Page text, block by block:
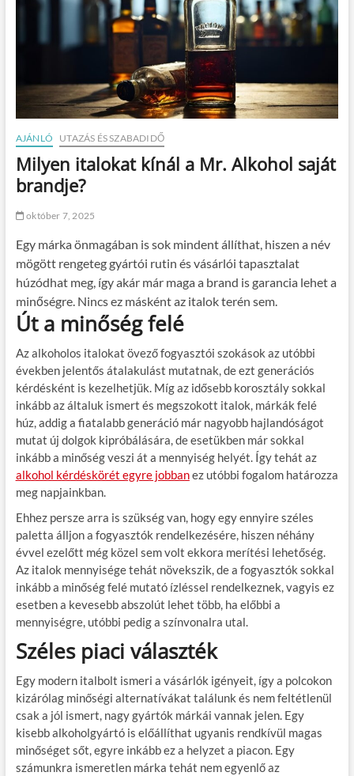
AJÁNLÓ UTAZÁS ÉS SZABADIDŐ
Milyen italokat kínál a Mr. Alkohol saját
brandje?
október 7, 2025
Egy márka önmagában is sok mindent állíthat, hiszen a név
mögött rengeteg gyártói rutin és vásárlói tapasztalat
húzódhat meg, így akár már maga a brand is garancia lehet a
minőségre. Nincs ez másként az italok terén sem.
Út a minőség felé
Az alkoholos italokat övező fogyasztói szokások az utóbbi
években jelentős átalakulást mutatnak, de ezt generációs
kérdésként is kezelhetjük. Míg az idősebb korosztály sokkal
inkább az általuk ismert és megszokott italok, márkák felé
húz, addig a fiatalabb generáció már nagyobb hajlandóságot
mutat új dolgok kipróbálására, de esetükben már sokkal
inkább a minőség veszi át a mennyiség helyét. Így tehát az
alkohol kérdéskörét egyre jobbanez utóbbi fogalom határozza
meg napjainkban.
Ehhez persze arra is szükség van, hogy egy ennyire széles
paletta álljon a fogyasztók rendelkezésére, hiszen néhány
évvel ezelőtt még közel sem volt ekkora merítési lehetőség.
Az italok mennyisége tehát növekszik, de a fogyasztók sokkal
inkább a minőség felé mutató ízléssel rendelkeznek, vagyis ez
esetben a kevesebb abszolút lehet több, ha előbbi a
mennyiségre, utóbbi pedig a színvonalra utal.
Széles piaci választék
Egy modern italbolt ismeri a vásárlók igényeit, így a polcokon
kizárólag minőségi alternatívákat találunk és nem feltétlenül
csak a jól ismert, nagy gyártók márkái vannak jelen. Egy
kisebb alkoholgyártó is előállíthat ugyanis rendkívül magas
minőséget sőt, egyre inkább ez a helyzet a piacon. Egy
számunkra ismeretlen márka tehát nem egyenlő az